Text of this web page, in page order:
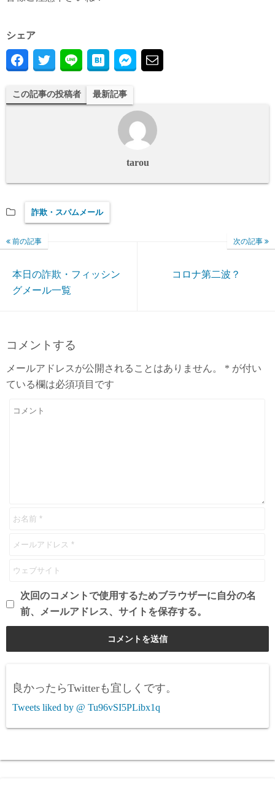
シェア
この記事の投稿者 最新記事
tarou
詐欺・スパムメール
前の記事
本日の詐欺・フィッシン
グメール一覧
次の記事
コロナ第二波？
コメントする
メールアドレスが公開されることはありません。 * が付い
ている欄は必須項目です
次回のコメントで使用するためブラウザーに自分の名
前、メールアドレス、サイトを保存する。
良かったらTwitterも宜しくです。
Tweets liked by @ Tu96vSI5PLibx1q